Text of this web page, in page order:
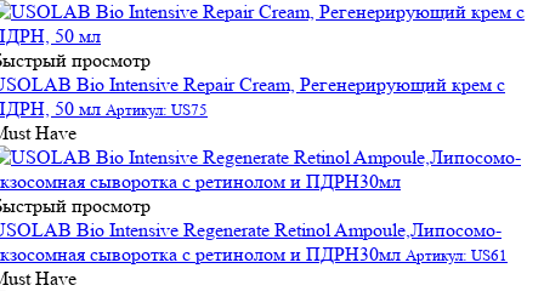
просмотр
Bio Intensive Repair Cream, Регенерирующий крем с
50 мл Артикул: US75
Have
просмотр
Bio Intensive Regenerate Retinol Ampoule,Липосомо-
сыворотка с ретинолом и ПДРН30мл Артикул: US61
Have